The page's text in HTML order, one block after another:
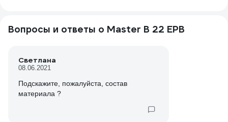
Вопросы и ответы о Master B 22 EPB
Светлана
08.06.2021
Подскажите, пожалуйста, состав
материала ?